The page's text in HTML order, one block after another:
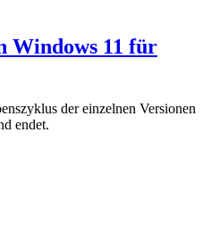
Windows 11 für
der einzelnen Versionen
endet.